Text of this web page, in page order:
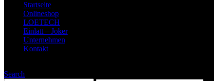
Startseite
Onlineshop
LOETECH
Einlatt – Joker
Unternehmen
Kontakt
Search